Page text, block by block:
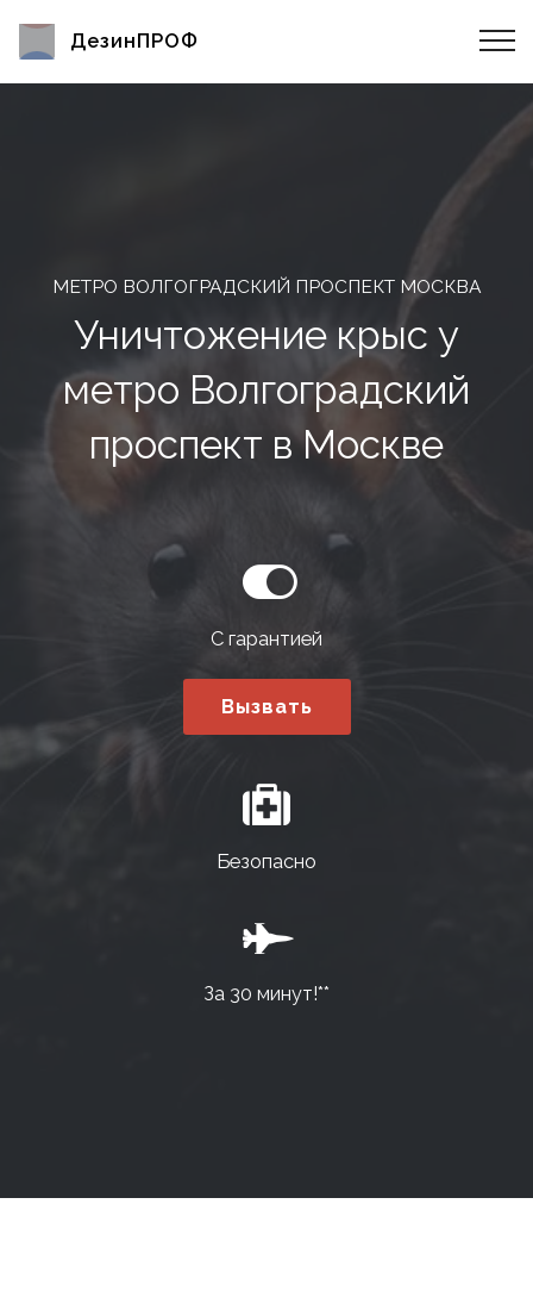
ДезинПРОФ
МЕТРО ВОЛГОГРАДСКИЙ ПРОСПЕКТ МОСКВА
Уничтожение крыс у
метро Волгоградский
проспект в Москве
С гарантией
Вызвать
Безопасно
За 30 минут!**